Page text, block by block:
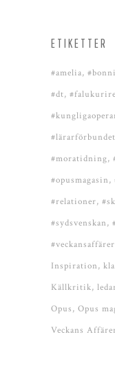
ETIKETTER
#amelia
#dt
#lärarförbundet
#moratidning
#opusmagasin
#relationer
#sydsvenskan
#veckansaffärer
Inspiration
Källkritik
Opus Opus
Veckans